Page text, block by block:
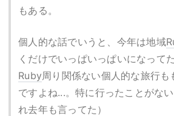
もある。
個人的な話でいうと、今年は地域
くだけでいっぱいっぱいになって
Ruby周り関係ない個人的な旅行も
ですよね...。特に行ったことがな
れ去年も言ってた）